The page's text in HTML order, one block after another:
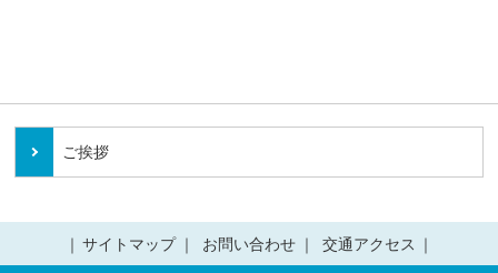
ご挨拶
サイトマップ お問い合わせ 交通アクセス